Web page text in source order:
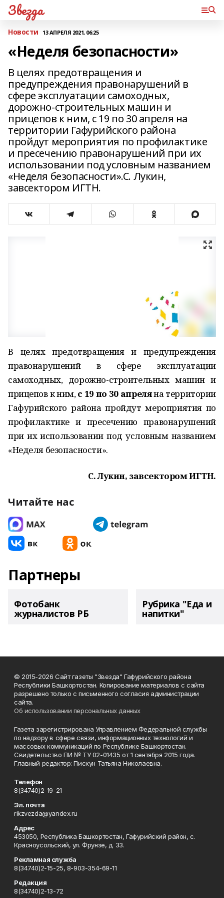
Звезда
Новости 13 АПРЕЛЯ 2021, 06:25
«Неделя безопасности»
В целях предотвращения и
предупреждения правонарушений в
сфере эксплуатации самоходных,
дорожно-строительных машин и
прицепов к ним, с 19 по 30 апреля на
территории Гафурийского района
пройдут мероприятия по профилактике
и пресечению правонарушений при их
использовании под условным названием
«Неделя безопасности».С. Лукин,
завсектором ИГТН.
В целях предотвращения и предупреждения
правонарушений в сфере эксплуатации
самоходных, дорожно-строительных машин и
прицепов к ним,с 19 по 30 апреляна территории
Гафурийского района пройдут мероприятия по
профилактике и пресечению правонарушений
при их использовании под условным названием
«Неделя безопасности».
С. Лукин, завсектором ИГТН.
Читайте нас
Партнеры
Фотобанк
журналистов РБ
Рубрика "Еда и
напитки"
© 2015-2026 Сайт газеты "Звезда" Гафурийского района
Республики Башкортостан. Копирование материалов с сайта
разрешено только с письменного согласия администрации
сайта.
Об использовании персональных данных
Газета зарегистрирована Управлением Федеральной службы
по надзору в сфере связи, информационных технологий и
массовых коммуникаций по Республике Башкортостан.
Свидетельство ПИ № ТУ 02-01435 от 1 сентября 2015 года.
Главный редактор: Пискун Татьяна Николаевна.
Телефон
8(34740)2-19-21
Эл. почта
rikzvezda@yandex.ru
Адрес
453050, Республика Башкортостан, Гафурийский район, с.
Красноусольский, ул. Фрунзе, д. 33.
Рекламная служба
8(34740)2-15-25, 8-903-354-69-11
Редакция
8(34740)2-13-72